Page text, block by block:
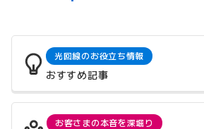
光回線のお役立ち情報
おすすめ記事
お客さまの本音を深堀り